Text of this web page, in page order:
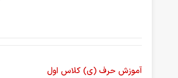
آموزش حرف (ی) کلاس اول